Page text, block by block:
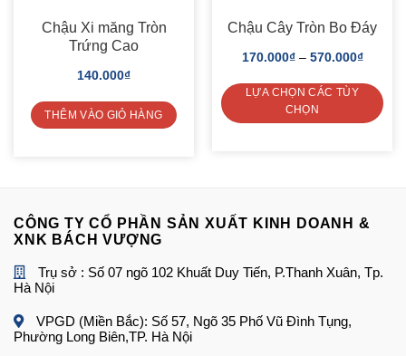
Chậu Xi măng Tròn
Trứng Cao
140.000₫
THÊM VÀO GIỎ HÀNG
Chậu Cây Tròn Bo Đáy
170.000₫– 570.000₫
LỰA CHỌN CÁC TÙY
CHỌN
options
on
page
CÔNG TY CỔ PHẦN SẢN XUẤT KINH DOANH &
XNK BÁCH VƯỢNG
Trụ sở : Số 07 ngõ 102 Khuất Duy Tiến, P.Thanh Xuân, Tp.
Hà Nội
VPGD (Miền Bắc): Số 57, Ngõ 35 Phố Vũ Đình Tụng,
Phường Long Biên,TP. Hà Nội